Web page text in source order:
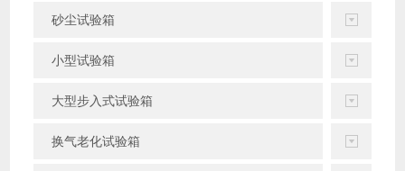
砂尘试验箱
小型试验箱
大型步入式试验箱
换气老化试验箱